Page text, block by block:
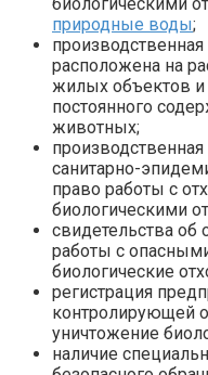
природные воды;
расположена на
жилых объектов
постоянного
животных;
санитарно-
право работы с
биологическими
свидетельства об
работы с
биологические
регистрация
контролирующей
уничтожение
наличие